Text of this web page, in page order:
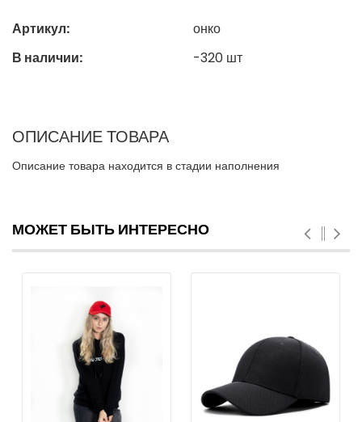
Артикул:
онко
В наличии:
-320 шт
ОПИСАНИЕ ТОВАРА
Описание товара находится в стадии наполнения
МОЖЕТ БЫТЬ ИНТЕРЕСНО